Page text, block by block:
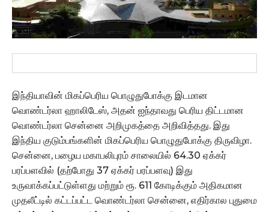
இந்தியாவின் மிகப்பெரிய பொழுதுபோக்கு இடமான
வொண்டர்லா ஹாலிடேஸ், அதன் ஐந்தாவது பெரிய திட்டமான
வொண்டர்லா சென்னை அறிமுகத்தை அறிவித்தது. இது
இந்திய குடும்பங்களின் மிகப்பெரிய பொழுதுபோக்கு திருவிழா.
சென்னை, பழைய மகாபலிபுரம் சாலையில் 64.30 ஏக்கர்
பரப்பளவில் (தற்போது 37 ஏக்கர் பரப்பளவு) இது
உருவாக்கப்பட்டுள்ளது மற்றும் ரூ. 611 கோடிக்கும் அதிகமான
முதலீட்டில் கட்டப்பட்ட வொண்டர்லா சென்னை, எதிர்கால புதுமை